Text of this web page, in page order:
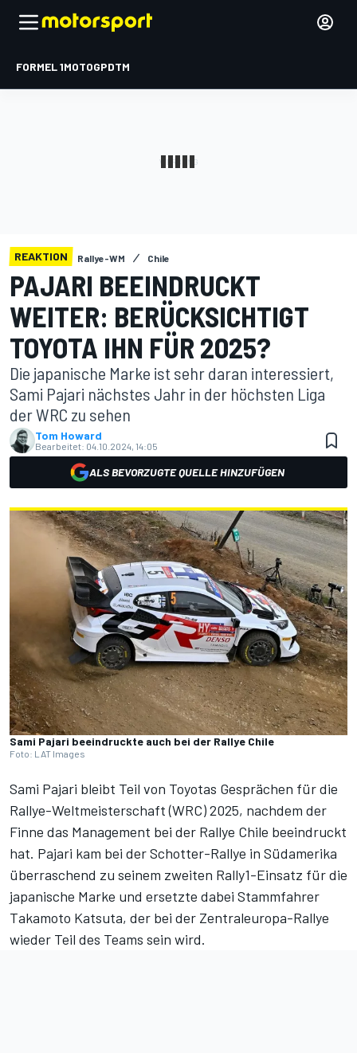
FORMEL 1MOTOGPDTM
REAKTION Rallye-WM Chile
PAJARI BEEINDRUCKT
WEITER: BERÜCKSICHTIGT
TOYOTA IHN FÜR 2025?
Die japanische Marke ist sehr daran interessiert,
Sami Pajari nächstes Jahr in der höchsten Liga
der WRC zu sehen
Tom Howard
Bearbeitet: 04.10.2024, 14:05
ALS BEVORZUGTE QUELLE HINZUFÜGEN
Sami Pajari beeindruckte auch bei der Rallye Chile
Foto: LAT Images
Sami Pajari bleibt Teil von Toyotas Gesprächen für die
Rallye-Weltmeisterschaft (WRC) 2025, nachdem der
Finne das Management bei der Rallye Chile beeindruckt
hat. Pajari kam bei der Schotter-Rallye in Südamerika
überraschend zu seinem zweiten Rally1-Einsatz für die
japanische Marke und ersetzte dabei Stammfahrer
Takamoto Katsuta, der bei der Zentraleuropa-Rallye
wieder Teil des Teams sein wird.